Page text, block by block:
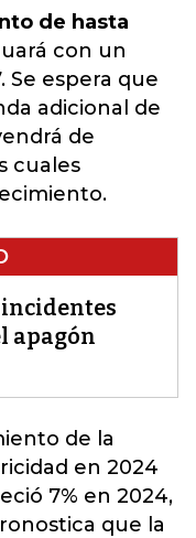
de hasta
con un
Se espera que
adicional de
de
cuales
apagón
de la
en 2024
7% en 2024,
que la